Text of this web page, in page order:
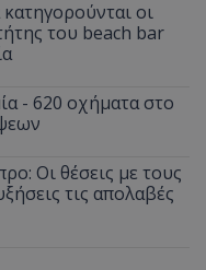
οι
του beach bar
- 620 οχήματα στο
Οι θέσεις με τους
τις απολαβές